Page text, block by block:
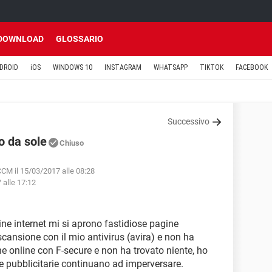
GLOSSARIO
iOS WINDOWS 10 INSTAGRAM WHATSAPP TIKTOK FACEBOOK
Successivo
da sole Chiuso
il 15/03/2017 alle 08:28
alle 17:12
internet mi si aprono fastidiose pagine
con il mio antivirus (avira) e non ha
online con F-secure e non ha trovato niente, ho
pubblicitarie continuano ad imperversare.